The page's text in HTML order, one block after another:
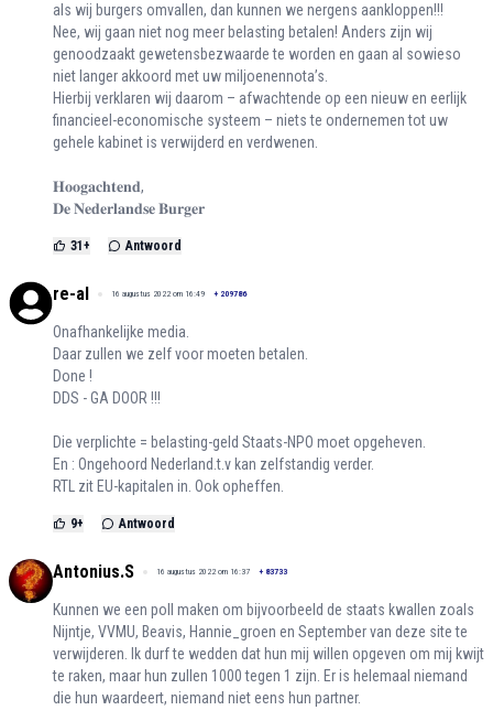
als wij burgers omvallen, dan kunnen we nergens aankloppen!!!
Nee, wij gaan niet nog meer belasting betalen! Anders zijn wij
genoodzaakt gewetensbezwaarde te worden en gaan al sowieso
niet langer akkoord met uw miljoenennota’s.
Hierbij verklaren wij daarom – afwachtende op een nieuw en eerlijk
financieel-economische systeem – niets te ondernemen tot uw
gehele kabinet is verwijderd en verdwenen.
𝐇𝐨𝐨𝐠𝐚𝐜𝐡𝐭𝐞𝐧𝐝,
𝐃𝐞 𝐍𝐞𝐝𝐞𝐫𝐥𝐚𝐧𝐝𝐬𝐞 𝐁𝐮𝐫𝐠𝐞𝐫
31 + Antwoord
re-al 16 augustus 2022 om 16:49 + 209786
Onafhankelijke media.
Daar zullen we zelf voor moeten betalen.
Done !
DDS - GA DOOR !!!
Die verplichte = belasting-geld Staats-NPO moet opgeheven.
En : Ongehoord Nederland.t.v kan zelfstandig verder.
RTL zit EU-kapitalen in. Ook opheffen.
9+ Antwoord
Antonius.S 16 augustus 2022 om 16:37 + 83733
Kunnen we een poll maken om bijvoorbeeld de staats kwallen zoals
Nijntje, VVMU, Beavis, Hannie_groen en September van deze site te
verwijderen. Ik durf te wedden dat hun mij willen opgeven om mij kwijt
te raken, maar hun zullen 1000 tegen 1 zijn. Er is helemaal niemand
die hun waardeert, niemand niet eens hun partner.